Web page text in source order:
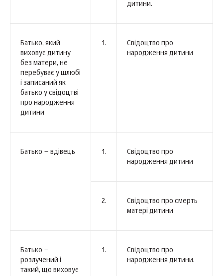
дитини.
Батько, який
виховує дитину
без матери, не
перебуває у шлюбі
і записаний як
батько у свідоцтві
про народження
дитини
1.
Свідоцтво про
народження дитини
Батько – вдівець 1.
Свідоцтво про
народження дитини
2.
Свідоцтво про смерть
матері дитини
Батько –
розлучений і
такий, що виховує
1.
Свідоцтво про
народження дитини.